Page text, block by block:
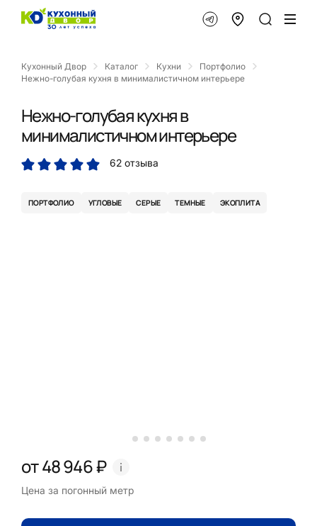
Кухонный Двор Каталог Кухни
Портфолио
Нежно-голубая кухня в минималистичном интерьере
Нежно-голубая кухня в
минималистичном интерьере
62 отзыва
ПОРТФОЛИО УГЛОВЫЕ СЕРЫЕ ТЕМНЫЕ ЭКОПЛИТА
от 48 946 ₽
Цена за погонный метр